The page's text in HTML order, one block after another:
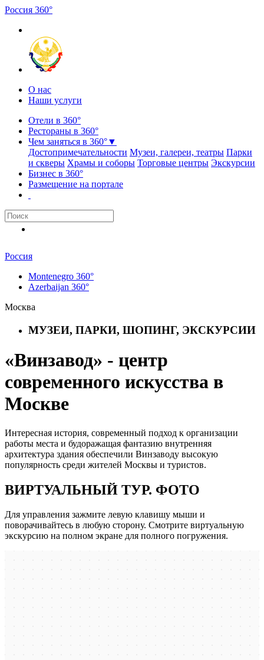
Россия 360°
О нас
Наши услуги
Отели в 360°
Рестораны в 360°
Чем заняться в 360°▼
Достопримечательности Музеи, галереи, театры Парки
и скверы Храмы и соборы Торговые центры Экскурсии
Бизнес в 360°
Размещение на портале
Россия
Montenegro 360°
Azerbaijan 360°
Москва
МУЗЕИ, ПАРКИ, ШОПИНГ, ЭКСКУРСИИ
«Винзавод» - центр
современного искусства в
Москве
Интересная история, современный подход к организации
работы места и будоражащая фантазию внутренняя
архитектура здания обеспечили Винзаводу высокую
популярность среди жителей Москвы и туристов.
ВИРТУАЛЬНЫЙ ТУР. ФОТО
Для управления зажмите левую клавишу мыши и
поворачивайтесь в любую сторону. Смотрите виртуальную
экскурсию на полном экране для полного погружения.